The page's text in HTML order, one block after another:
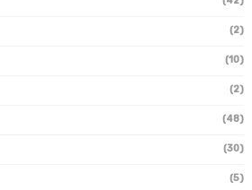
(2)
(10)
(2)
(48)
(30)
(5)